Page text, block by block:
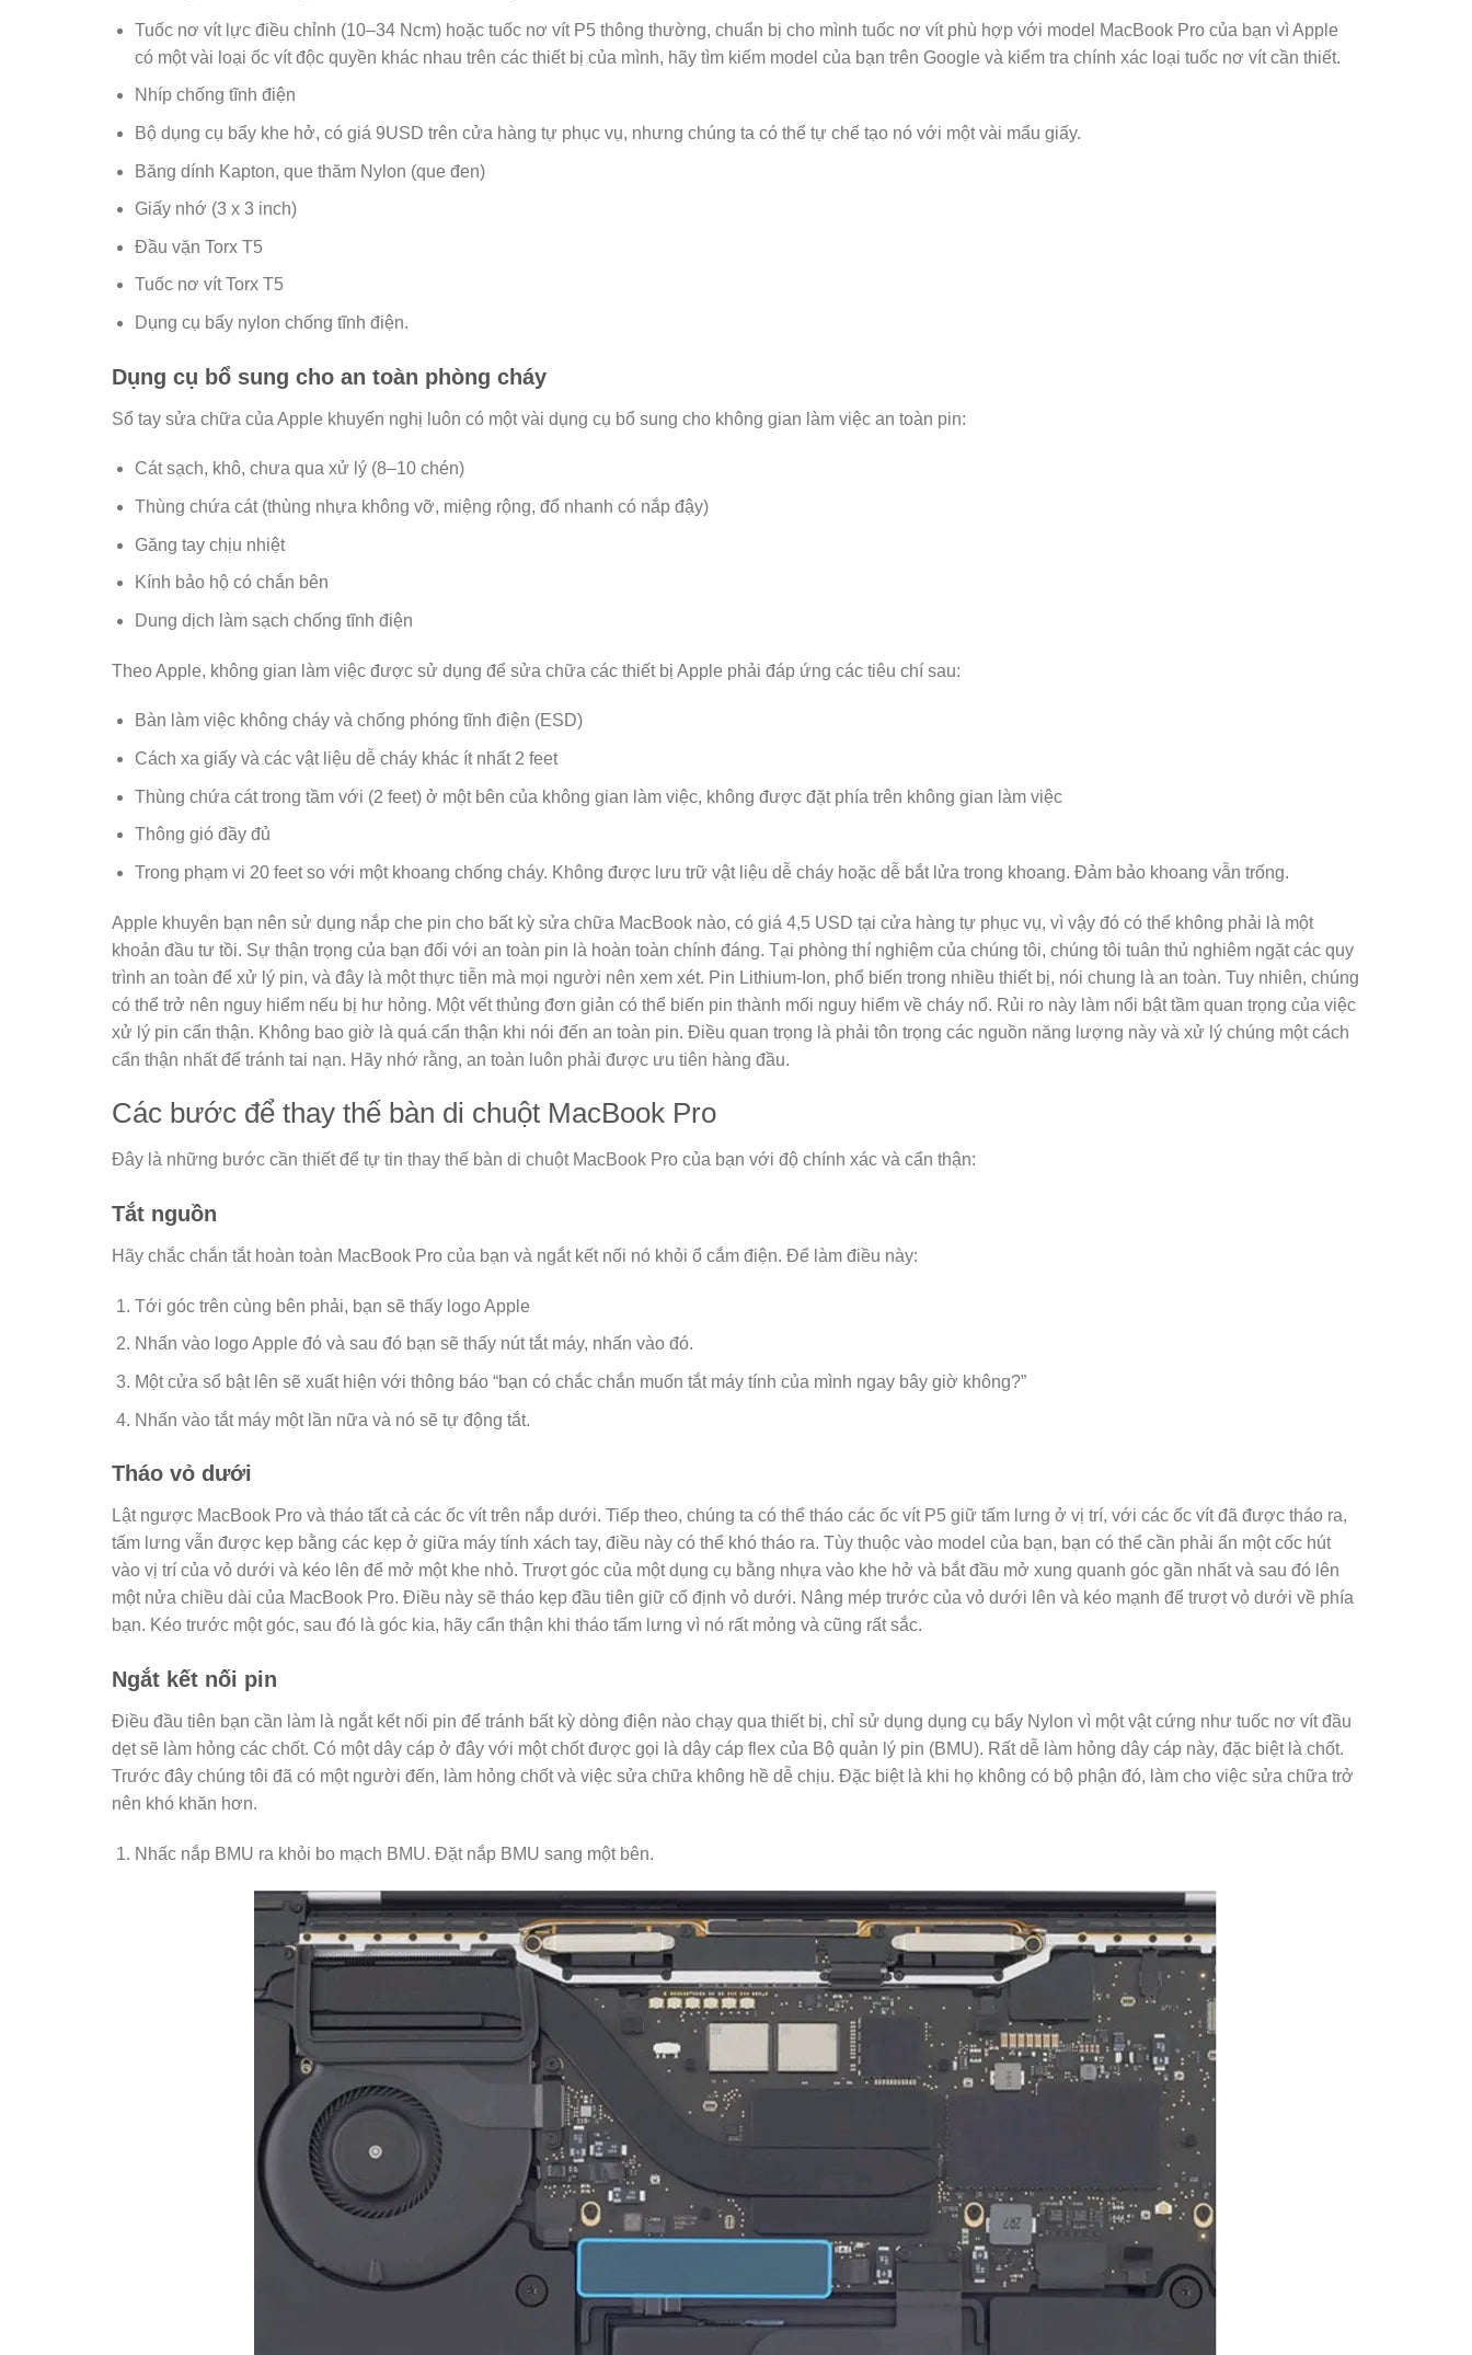
Tuốc nơ vít lực điều chỉnh (10–34 Ncm) hoặc tuốc nơ vít P5 thông thường, chuẩn bị cho mình tuốc nơ vít phù hợp với model MacBook Pro của bạn vì Apple
có một vài loại ốc vít độc quyền khác nhau trên các thiết bị của mình, hãy tìm kiếm model của bạn trên Google và kiểm tra chính xác loại tuốc nơ vít cần thiết.
Nhíp chống tĩnh điện
Bộ dụng cụ bẩy khe hở, có giá 9USD trên cửa hàng tự phục vụ, nhưng chúng ta có thể tự chế tạo nó với một vài mẩu giấy.
Băng dính Kapton, que thăm Nylon (que đen)
Giấy nhớ (3 x 3 inch)
Đầu vặn Torx T5
Tuốc nơ vít Torx T5
Dụng cụ bẩy nylon chống tĩnh điện.
Dụng cụ bổ sung cho an toàn phòng cháy
Sổ tay sửa chữa của Apple khuyến nghị luôn có một vài dụng cụ bổ sung cho không gian làm việc an toàn pin:
Cát sạch, khô, chưa qua xử lý (8–10 chén)
Thùng chứa cát (thùng nhựa không vỡ, miệng rộng, đổ nhanh có nắp đậy)
Găng tay chịu nhiệt
Kính bảo hộ có chắn bên
Dung dịch làm sạch chống tĩnh điện
Theo Apple, không gian làm việc được sử dụng để sửa chữa các thiết bị Apple phải đáp ứng các tiêu chí sau:
Bàn làm việc không cháy và chống phóng tĩnh điện (ESD)
Cách xa giấy và các vật liệu dễ cháy khác ít nhất 2 feet
Thùng chứa cát trong tầm với (2 feet) ở một bên của không gian làm việc, không được đặt phía trên không gian làm việc
Thông gió đầy đủ
Trong phạm vi 20 feet so với một khoang chống cháy. Không được lưu trữ vật liệu dễ cháy hoặc dễ bắt lửa trong khoang. Đảm bảo khoang vẫn trống.
Apple khuyên bạn nên sử dụng nắp che pin cho bất kỳ sửa chữa MacBook nào, có giá 4,5 USD tại cửa hàng tự phục vụ, vì vậy đó có thể không phải là một
khoản đầu tư tồi. Sự thận trọng của bạn đối với an toàn pin là hoàn toàn chính đáng. Tại phòng thí nghiệm của chúng tôi, chúng tôi tuân thủ nghiêm ngặt các quy
trình an toàn để xử lý pin, và đây là một thực tiễn mà mọi người nên xem xét. Pin Lithium-Ion, phổ biến trong nhiều thiết bị, nói chung là an toàn. Tuy nhiên, chúng
có thể trở nên nguy hiểm nếu bị hư hỏng. Một vết thủng đơn giản có thể biến pin thành mối nguy hiểm về cháy nổ. Rủi ro này làm nổi bật tầm quan trọng của việc
xử lý pin cẩn thận. Không bao giờ là quá cẩn thận khi nói đến an toàn pin. Điều quan trọng là phải tôn trọng các nguồn năng lượng này và xử lý chúng một cách
cẩn thận nhất để tránh tai nạn. Hãy nhớ rằng, an toàn luôn phải được ưu tiên hàng đầu.
Các bước để thay thế bàn di chuột MacBook Pro
Đây là những bước cần thiết để tự tin thay thế bàn di chuột MacBook Pro của bạn với độ chính xác và cẩn thận:
Tắt nguồn
Hãy chắc chắn tắt hoàn toàn MacBook Pro của bạn và ngắt kết nối nó khỏi ổ cắm điện. Để làm điều này:
Tới góc trên cùng bên phải, bạn sẽ thấy logo Apple
Nhấn vào logo Apple đó và sau đó bạn sẽ thấy nút tắt máy, nhấn vào đó.
Một cửa sổ bật lên sẽ xuất hiện với thông báo “bạn có chắc chắn muốn tắt máy tính của mình ngay bây giờ không?”
Nhấn vào tắt máy một lần nữa và nó sẽ tự động tắt.
Tháo vỏ dưới
Lật ngược MacBook Pro và tháo tất cả các ốc vít trên nắp dưới. Tiếp theo, chúng ta có thể tháo các ốc vít P5 giữ tấm lưng ở vị trí, với các ốc vít đã được tháo ra,
tấm lưng vẫn được kẹp bằng các kẹp ở giữa máy tính xách tay, điều này có thể khó tháo ra. Tùy thuộc vào model của bạn, bạn có thể cần phải ấn một cốc hút
vào vị trí của vỏ dưới và kéo lên để mở một khe nhỏ. Trượt góc của một dụng cụ bằng nhựa vào khe hở và bắt đầu mở xung quanh góc gần nhất và sau đó lên
một nửa chiều dài của MacBook Pro. Điều này sẽ tháo kẹp đầu tiên giữ cố định vỏ dưới. Nâng mép trước của vỏ dưới lên và kéo mạnh để trượt vỏ dưới về phía
bạn. Kéo trước một góc, sau đó là góc kia, hãy cẩn thận khi tháo tấm lưng vì nó rất mỏng và cũng rất sắc.
Ngắt kết nối pin
Điều đầu tiên bạn cần làm là ngắt kết nối pin để tránh bất kỳ dòng điện nào chạy qua thiết bị, chỉ sử dụng dụng cụ bẩy Nylon vì một vật cứng như tuốc nơ vít đầu
dẹt sẽ làm hỏng các chốt. Có một dây cáp ở đây với một chốt được gọi là dây cáp flex của Bộ quản lý pin (BMU). Rất dễ làm hỏng dây cáp này, đặc biệt là chốt.
Trước đây chúng tôi đã có một người đến, làm hỏng chốt và việc sửa chữa không hề dễ chịu. Đặc biệt là khi họ không có bộ phận đó, làm cho việc sửa chữa trở
nên khó khăn hơn.
Nhấc nắp BMU ra khỏi bo mạch BMU. Đặt nắp BMU sang một bên.